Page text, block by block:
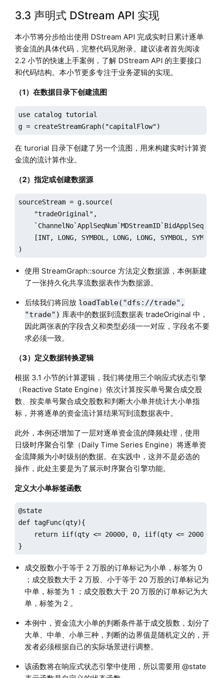
3.3 声明式 DStream API 实现
本小节将分步给出使用 DStream API 完成实时日累计逐单
资金流的具体代码，完整代码见附录。建议读者首先阅读
2.2 小节的快速上手案例，了解 DStream API 的主要接口
和代码结构。本小节更多专注于业务逻辑的实现。
（1）在数据目录下创建流图
use catalog tutorial
g = createStreamGraph("capitalFlow")
在 turorial 目录下创建了另一个流图，用来构建实时计算资
金流的流计算作业。
（2）指定或创建数据源
sourceStream = g.source(
    "tradeOriginal",
[INT, LONG, SYMBOL, LONG, LONG, SYMBOL,
)
使用 StreamGraph::source 方法定义数据源，本例新建
了一张持久化共享流数据表作为数据源。
后续我们将回放 loadTable("dfs://trade",
"trade") 库表中的数据到流数据表 tradeOriginal 中，
因此两张表的字段含义和类型必须一一对应，字段名不要
求必须一致。
（3）定义数据转换逻辑
根据 3.1 小节的计算逻辑，我们将使用三个响应式状态引擎
（Reactive State Engine）依次计算按买单号聚合成交股
数、按卖单号聚合成交股数和判断大小单并统计大小单指
标，并将逐单的资金流计算结果写到流数据表中。
此外，本例还增加了一层对逐单资金流的降频处理，使用
日级时序聚合引擎（Daily Time Series Engine）将逐单资
金流降频为小时级别的数据。在实践中，这并不是必选的
操作，此处主要是为了展示时序聚合引擎功能。
定义大小单标签函数
@state
def tagFunc(qty){
return iif(qty <= 20000, 0, iif(qty <= 200000,
}
成交股数小于等于 2 万股的订单标记为小单，标签为 0
；成交股数大于 2 万股、小于等于 20 万股的订单标记为
中单，标签为 1 ；成交股数大于 20 万股的订单标记为大
单，标签为 2 。
本例中，资金流大小单的判断条件基于成交股数，划分了
大单、中单、小单三种，判断的边界值是随机定义的，开
发者必须根据自己的实际场景进行调整。
该函数将在响应式状态引擎中使用，所以需要用 @state